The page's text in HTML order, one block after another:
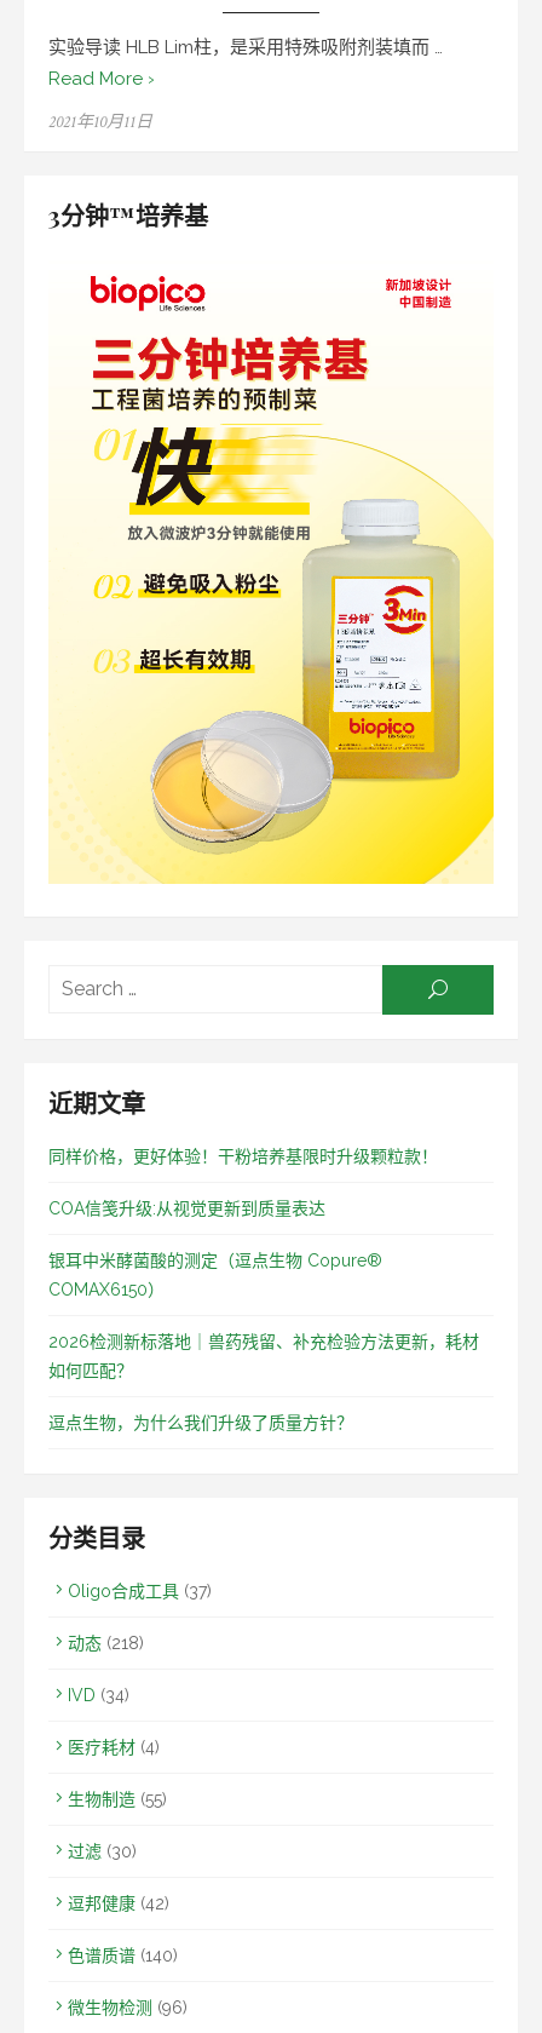
实验导读 HLB Lim柱，是采用特殊吸附剂装填而 …
Read More ›
Posted
2021年10月11日
3分钟™培养基
近期文章
同样价格，更好体验！干粉培养基限时升级颗粒款！
COA信笺升级:从视觉更新到质量表达
银耳中米酵菌酸的测定（逗点生物 Copure®
COMAX6150）
2026检测新标落地｜兽药残留、补充检验方法更新，耗材
如何匹配？
逗点生物，为什么我们升级了质量方针？
分类目录
Oligo合成工具 (37)
动态 (218)
IVD (34)
医疗耗材 (4)
生物制造 (55)
过滤 (30)
逗邦健康 (42)
色谱质谱 (140)
微生物检测 (96)